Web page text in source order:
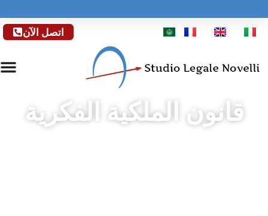
اتصل الآن
قانون الملكية الفكرية